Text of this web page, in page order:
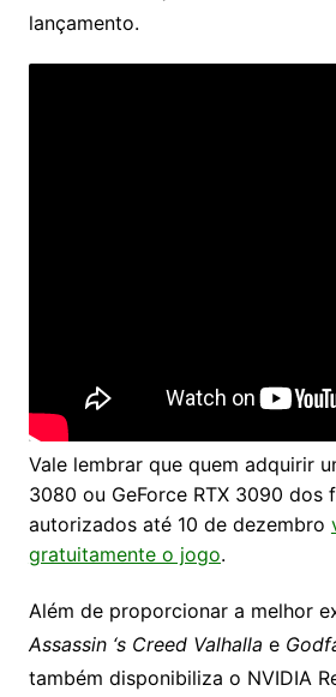
lançamento.
Vale lembrar que quem adquirir
3080 ou GeForce RTX 3090 dos
autorizados até 10 de dezembro
gratuitamente o jogo.
Além de proporcionar a melhor
Assassin ‘s Creed Valhalla e
também disponibiliza o NVIDIA